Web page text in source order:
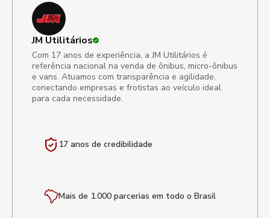
JM Utilitários
Com 17 anos de experiência, a JM Utilitários é
referência nacional na venda de ônibus, micro-ônibus
e vans. Atuamos com transparência e agilidade,
conectando empresas e frotistas ao veículo ideal
para cada necessidade.
17 anos de credibilidade
Mais de 1.000 parcerias em todo o Brasil